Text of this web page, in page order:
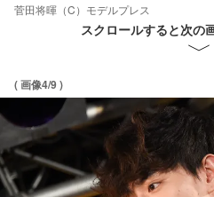
菅田将暉（C）モデルプレス
スクロールすると次の
( 画像4/9 )